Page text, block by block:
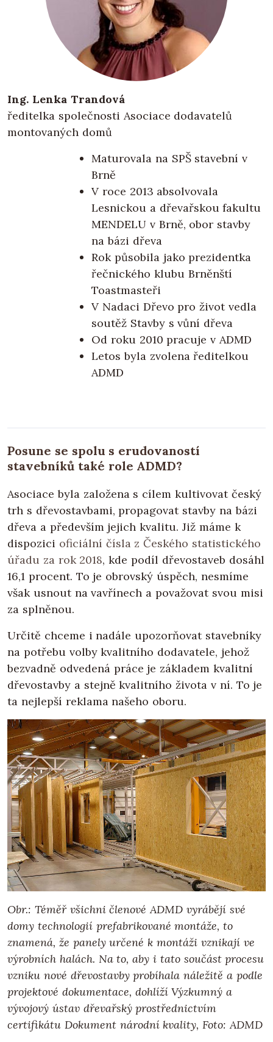
Ing. Lenka Trandová
ředitelka společnosti Asociace dodavatelů
montovaných domů
Maturovala na SPŠ stavební v
Brně
V roce 2013 absolvovala
Lesnickou a dřevařskou fakultu
MENDELU v Brně, obor stavby
na bázi dřeva
Rok působila jako prezidentka
řečnického klubu Brněnští
Toastmasteři
V Nadaci Dřevo pro život vedla
soutěž Stavby s vůní dřeva
Od roku 2010 pracuje v ADMD
Letos byla zvolena ředitelkou
ADMD
Posune se spolu s erudovaností
stavebníků také role ADMD?
Asociace byla založena s cílem kultivovat český
trh s dřevostavbami, propagovat stavby na bázi
dřeva a především jejich kvalitu. Již máme k
dispozici oficiální čísla z Českého statistického
úřadu za rok 2018, kde podíl dřevostaveb dosáhl
16,1 procent. To je obrovský úspěch, nesmíme
však usnout na vavřínech a považovat svou misi
za splněnou.
Určitě chceme i nadále upozorňovat stavebníky
na potřebu volby kvalitního dodavatele, jehož
bezvadně odvedená práce je základem kvalitní
dřevostavby a stejně kvalitního života v ní. To je
ta nejlepší reklama našeho oboru.
Obr.: Téměř všichni členové ADMD vyrábějí své
domy technologií prefabrikované montáže, to
znamená, že panely určené k montáži vznikají ve
výrobních halách. Na to, aby i tato součást procesu
vzniku nové dřevostavby probíhala náležitě a podle
projektové dokumentace, dohlíží Výzkumný a
vývojový ústav dřevařský prostřednictvím
certifikátu Dokument národní kvality, Foto: ADMD